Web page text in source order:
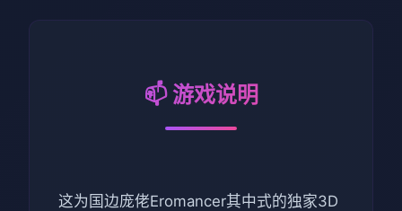
📫 游戏说明
这为国边庞佬Eromancer其中式的独家3D